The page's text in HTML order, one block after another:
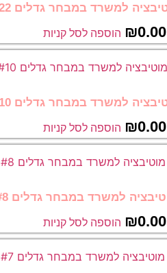
למשרד במבחר גדלים #22
₪0.00 הוספה לסל קניות
למשרד במבחר גדלים #10
₪0.00 הוספה לסל קניות
למשרד במבחר גדלים #8
₪0.00 הוספה לסל קניות